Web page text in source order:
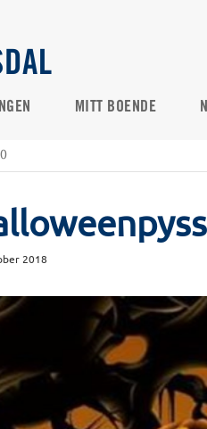
MITT BOENDE
2018